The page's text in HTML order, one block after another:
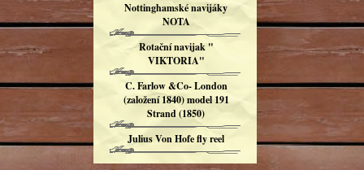
Nottinghamské navijáky
NOTA
Rotační navijak "
VIKTORIA"
C. Farlow &Co- London
(založení 1840) model 191
Strand (1850)
Julius Von Hofe fly reel